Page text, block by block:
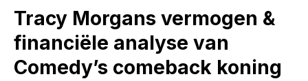
Tracy Morgans vermogen &
financiële analyse van
Comedy’s comeback koning